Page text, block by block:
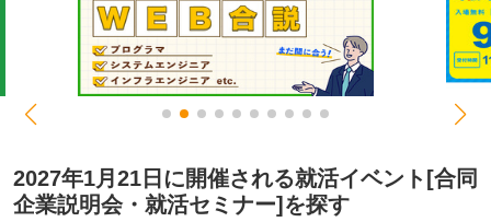
2027年1月21日に開催される就活イベント[合同
企業説明会・就活セミナー]を探す